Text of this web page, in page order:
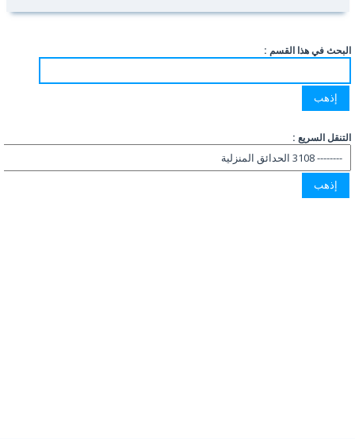
البحث في هذا القسم :
التنقل السريع :